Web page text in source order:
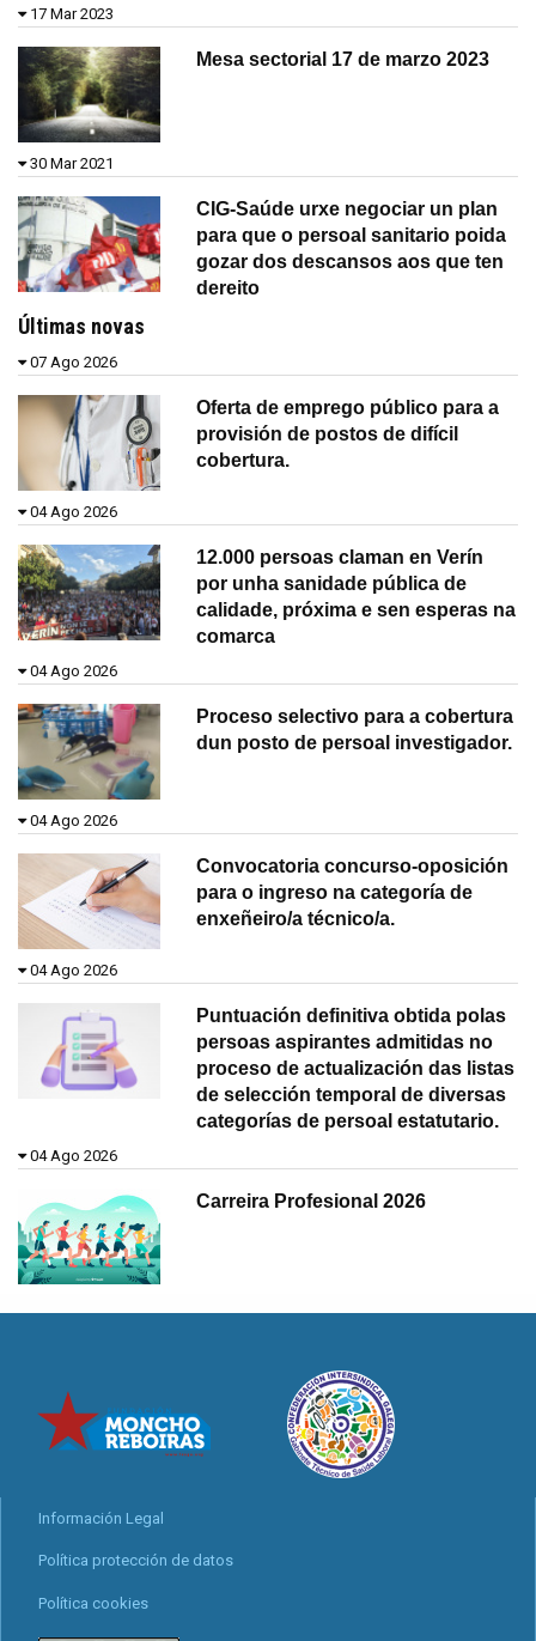
17 Mar 2023
Mesa sectorial 17 de marzo 2023
30 Mar 2021
CIG-Saúde urxe negociar un plan
para que o persoal sanitario poida
gozar dos descansos aos que ten
dereito
Últimas novas
07 Ago 2026
Oferta de emprego público para a
provisión de postos de difícil
cobertura.
04 Ago 2026
12.000 persoas claman en Verín
por unha sanidade pública de
calidade, próxima e sen esperas na
comarca
04 Ago 2026
Proceso selectivo para a cobertura
dun posto de persoal investigador.
04 Ago 2026
Convocatoria concurso-oposición
para o ingreso na categoría de
enxeñeiro/a técnico/a.
04 Ago 2026
Puntuación definitiva obtida polas
persoas aspirantes admitidas no
proceso de actualización das listas
de selección temporal de diversas
categorías de persoal estatutario.
04 Ago 2026
Carreira Profesional 2026
Información Legal
Política protección de datos
Política cookies